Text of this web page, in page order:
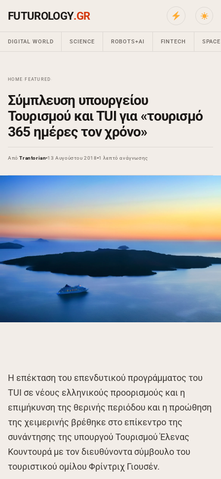
FUTUROLOGY.GR
DIGITAL WORLD SCIENCE ROBOTS+AI FINTECH SPACE
HOME FEATURED
Σύμπλευση υπουργείου
Τουρισμού και TUI για «τουρισμό
365 ημέρες τον χρόνο»
ΑπόTrantorian 13 Αυγούστου 2018 1 λεπτό ανάγνωσης
Η επέκταση του επενδυτικού προγράμματος του
TUI σε νέους ελληνικούς προορισμούς και η
επιμήκυνση της θερινής περιόδου και η προώθηση
της χειμερινής βρέθηκε στο επίκεντρο της
συνάντησης της υπουργού Τουρισμού Έλενας
Κουντουρά με τον διευθύνοντα σύμβουλο του
τουριστικού ομίλου Φρίντριχ Γιουσέν.